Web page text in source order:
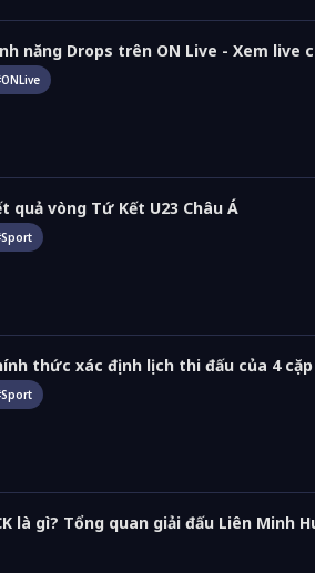
năng Drops trên ON Live - Xem live
ONLive
quả vòng Tứ Kết U23 Châu Á
Sport
thức xác định lịch thi đấu của 4 cặp
Sport
là gì? Tổng quan giải đấu Liên Minh